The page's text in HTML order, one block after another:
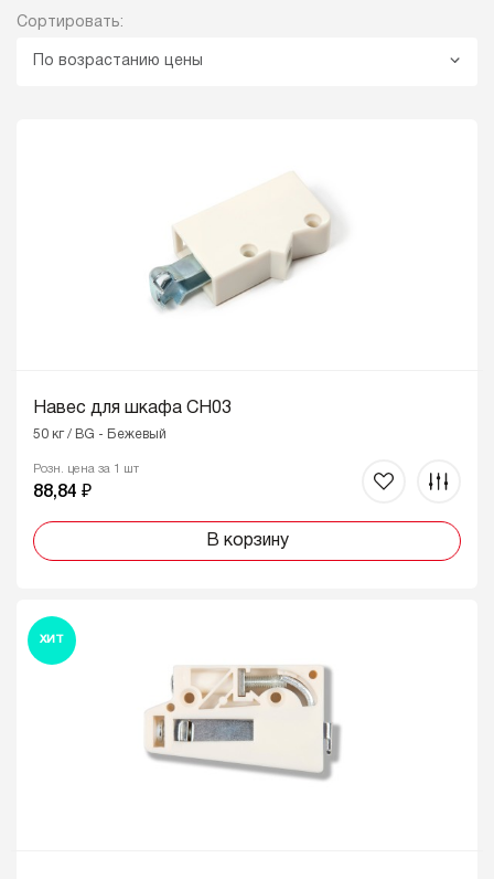
Сортировать:
По возрастанию цены
Навес для шкафа CH03
50 кг / BG - Бежевый
Розн. цена за 1 шт
88,84 ₽
В корзину
ХИТ